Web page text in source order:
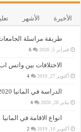
الأخيرة الأشهر
طريقة مراسلة الجامعات
فبراير 5, 2020 6
الاختلافات بين واتس
أكتوبر 27, 2019 4
الدراسة في المانيا 2020 واهم التفاصيل عنها
يناير 28, 2020 4
انواع الاقامة في المانيا
أكتوبر 10, 2019 2